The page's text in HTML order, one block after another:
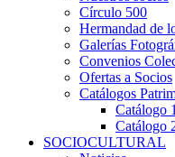
Círculo 500
Hermandad de
Galerías
Convenios
Ofertas a Socios
Catálogos
Catálogo 1
Catálogo
SOCIOCULTURAL